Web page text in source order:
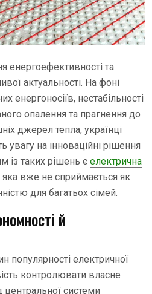
енергоефективності та
актуальності. На фоні
енергоносіїв, нестабільності
опалення та прагнення до
джерел тепла, українці
увагу на інноваційні рішення
із таких рішень є електрична
яка вже не сприймається як
для багатьох сімей.
й
популярності електричної
контролювати власне
центральної системи